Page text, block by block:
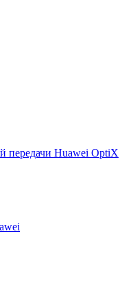
передачи Huawei OptiX